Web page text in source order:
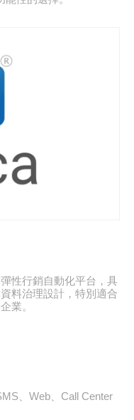
性行銷自動化平台，具
料治理設計，特別適合
業。
、Web、Call Center